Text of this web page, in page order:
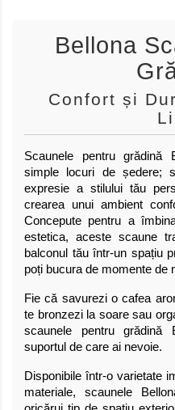
Bellona
Confort și
Scaunele pentru
simple locuri de ședere;
expresie a stilului tău
crearea unui ambient
Concepute pentru a
estetica, aceste scaune
balconul tău într-un spațiu
poți bucura de momente de
Fie că savurezi o cafea
te bronzezi la soare sau
scaunele pentru
suportul de care ai nevoie.
Disponibile într-o varietate
materiale, scaunele